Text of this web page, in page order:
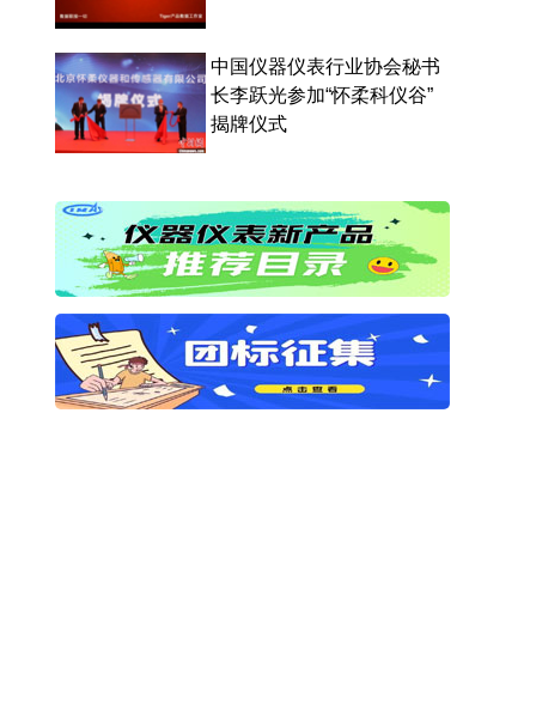
中国仪器仪表行业协会秘书
长李跃光参加“怀柔科仪谷”
揭牌仪式